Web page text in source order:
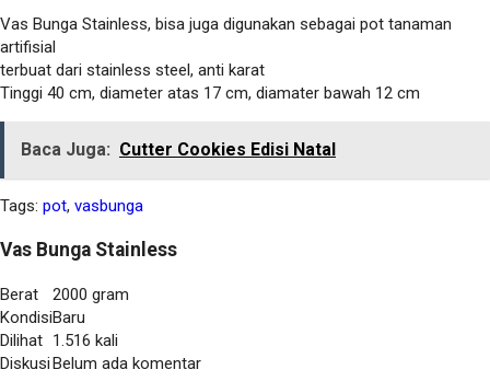
Vas Bunga Stainless, bisa juga digunakan sebagai pot tanaman
artifisial
terbuat dari stainless steel, anti karat
Tinggi 40 cm, diameter atas 17 cm, diamater bawah 12 cm
Baca Juga: Cutter Cookies Edisi Natal
Tags: pot, vasbunga
Vas Bunga Stainless
Berat
2000 gram
KondisiBaru
Dilihat 1.516 kali
DiskusiBelum ada komentar